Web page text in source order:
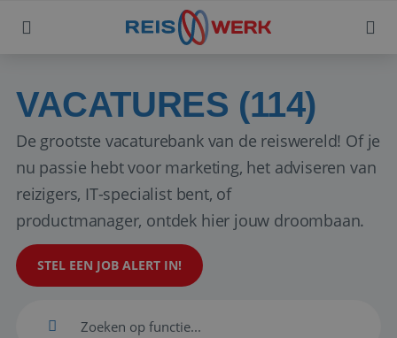
VACATURES (114)
De grootste vacaturebank van de reiswereld! Of je
nu passie hebt voor marketing, het adviseren van
reizigers, IT-specialist bent, of
productmanager, ontdek hier jouw droombaan.
STEL EEN JOB ALERT IN!